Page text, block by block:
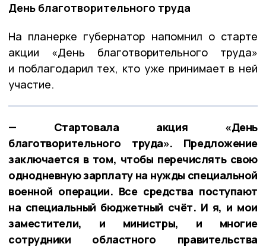
День благотворительного труда
На планерке губернатор напомнил о старте
акции «День благотворительного труда»
и поблагодарил тех, кто уже принимает в ней
участие.
— Стартовала акция «День
благотворительного труда». Предложение
заключается в том, чтобы перечислять свою
однодневную зарплату на нужды специальной
военной операции. Все средства поступают
на специальный бюджетный счёт. И я, и мои
заместители, и министры, и многие
сотрудники областного правительства